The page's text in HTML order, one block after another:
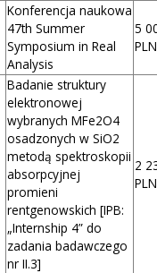
Konferencja naukowa
47th Summer
Symposium in Real
Analysis
5
PLN
Badanie struktury
elektronowej
wybranych MFe2O4
osadzonych w SiO2
metodą spektroskopii
absorpcyjnej
promieni
rentgenowskich [IPB:
„Internship 4” do
zadania badawczego
nr II.3]
2
PLN